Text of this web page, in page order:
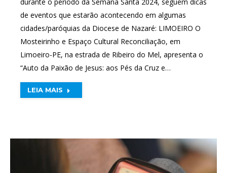
de eventos que estarão acontecendo em algumas
cidades/paróquias da Diocese de Nazaré: LIMOEIRO O
Mosteirinho e Espaço Cultural Reconciliação, em
Limoeiro-PE, na estrada de Ribeiro do Mel, apresenta o
“Auto da Paixão de Jesus: aos Pés da Cruz e…
LEIA MAIS